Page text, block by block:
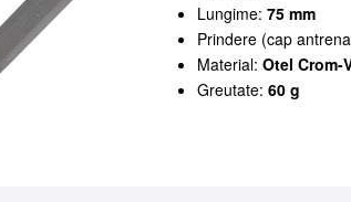
Lungime:75 mm
Prindere (cap
Material:Otel Crom-
Greutate:60 g